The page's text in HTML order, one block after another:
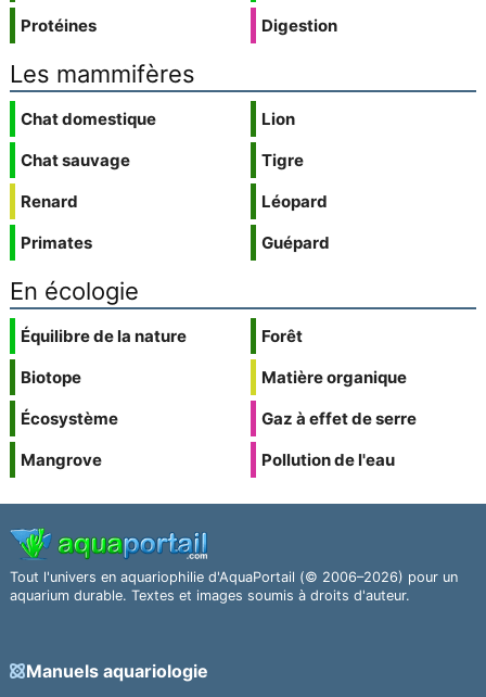
Protéines
Digestion
Les mammifères
Chat domestique
Chat sauvage
Renard
Primates
Lion
Tigre
Léopard
Guépard
En écologie
Équilibre de la nature
Biotope
Écosystème
Mangrove
Forêt
Matière organique
Gaz à effet de serre
Pollution de l'eau
Tout l'univers en aquariophilie d'AquaPortail (© 2006–2026) pour un
aquarium durable. Textes et images soumis à droits d'auteur.
Manuels aquariologie